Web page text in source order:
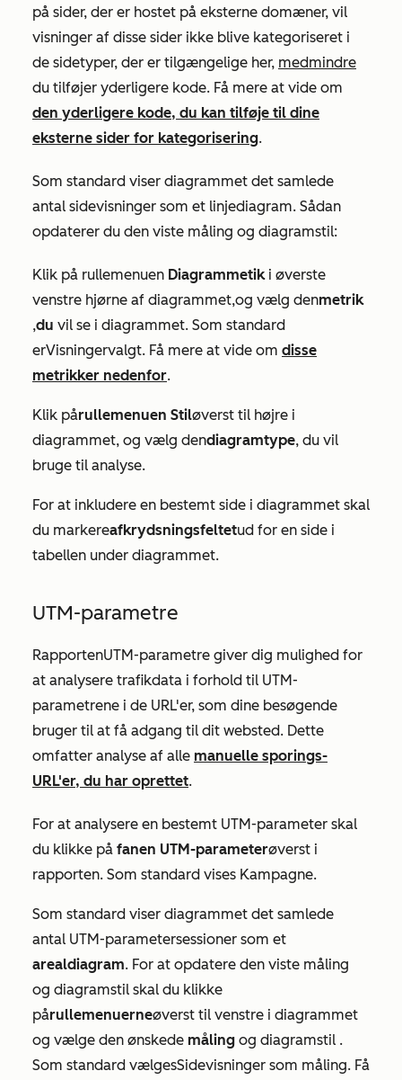
på sider, der er hostet på eksterne domæner, vil
visninger af disse sider ikke blive kategoriseret i
de sidetyper, der er tilgængelige her, medmindre
du tilføjer yderligere kode. Få mere at vide om
den yderligere kode, du kan tilføje til dine
eksterne sider for kategorisering.
Som standard viser diagrammet det samlede
antal sidevisninger som et linjediagram. Sådan
opdaterer du den viste måling og diagramstil:
Klik på rullemenuen Diagrammetiki øverste
venstre hjørne af diagrammet,og vælg denmetrik
,du vil se i diagrammet. Som standard
erVisningervalgt. Få mere at vide om disse
metrikker nedenfor.
Klik pårullemenuen Stiløverst til højre i
diagrammet, og vælg dendiagramtype, du vil
bruge til analyse.
For at inkludere en bestemt side i diagrammet skal
du markereafkrydsningsfeltetud for en side i
tabellen under diagrammet.
UTM-parametre
RapportenUTM-parametre giver dig mulighed for
at analysere trafikdata i forhold til UTM-
parametrene i de URL'er, som dine besøgende
bruger til at få adgang til dit websted. Dette
omfatter analyse af alle manuelle sporings-
URL'er, du har oprettet.
For at analysere en bestemt UTM-parameter skal
du klikke på fanen UTM-parameterøverst i
rapporten. Som standard vises Kampagne.
Som standard viser diagrammet det samlede
antal UTM-parametersessioner som et
arealdiagram. For at opdatere den viste måling
og diagramstil skal du klikke
pårullemenuerneøverst til venstre i diagrammet
og vælge den ønskede måling og diagramstil .
Som standard vælgesSidevisninger som måling. Få